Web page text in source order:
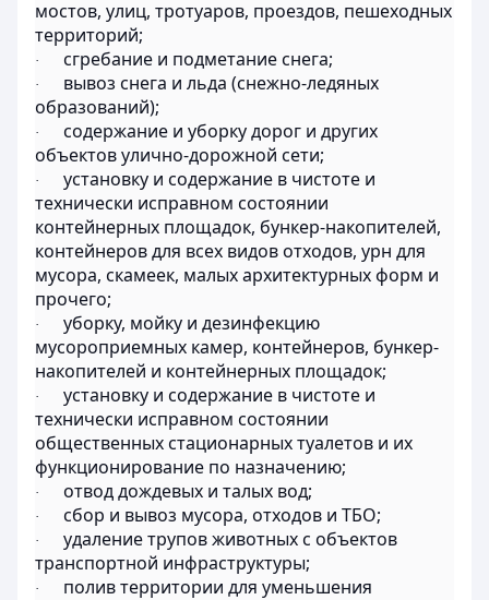
мостов, улиц, тротуаров, проездов, пешеходных
территорий;
· сгребание и подметание снега;
·
вывоз снега и льда (снежно-ледяных
образований);
·
содержание и уборку дорог и других
объектов улично-дорожной сети;
·
установку и содержание в чистоте и
технически исправном состоянии
контейнерных площадок, бункер-накопителей,
контейнеров для всех видов отходов, урн для
мусора, скамеек, малых архитектурных форм и
прочего;
·
уборку, мойку и дезинфекцию
мусороприемных камер, контейнеров, бункер-
накопителей и контейнерных площадок;
·
установку и содержание в чистоте и
технически исправном состоянии
общественных стационарных туалетов и их
функционирование по назначению;
· отвод дождевых и талых вод;
· сбор и вывоз мусора, отходов и ТБО;
·
удаление трупов животных с объектов
транспортной инфраструктуры;
·
полив территории для уменьшения